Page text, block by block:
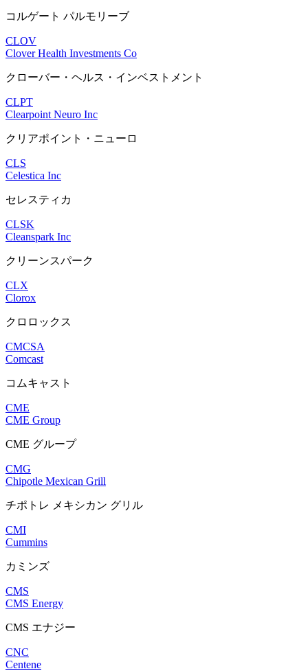
コルゲート パルモリーブ
CLOV
Clover Health Investments Co
クローバー・ヘルス・インベストメント
CLPT
Clearpoint Neuro Inc
クリアポイント・ニューロ
CLS
Celestica Inc
セレスティカ
CLSK
Cleanspark Inc
クリーンスパーク
CLX
Clorox
クロロックス
CMCSA
Comcast
コムキャスト
CME
CME Group
CME グループ
CMG
Chipotle Mexican Grill
チポトレ メキシカン グリル
CMI
Cummins
カミンズ
CMS
CMS Energy
CMS エナジー
CNC
Centene